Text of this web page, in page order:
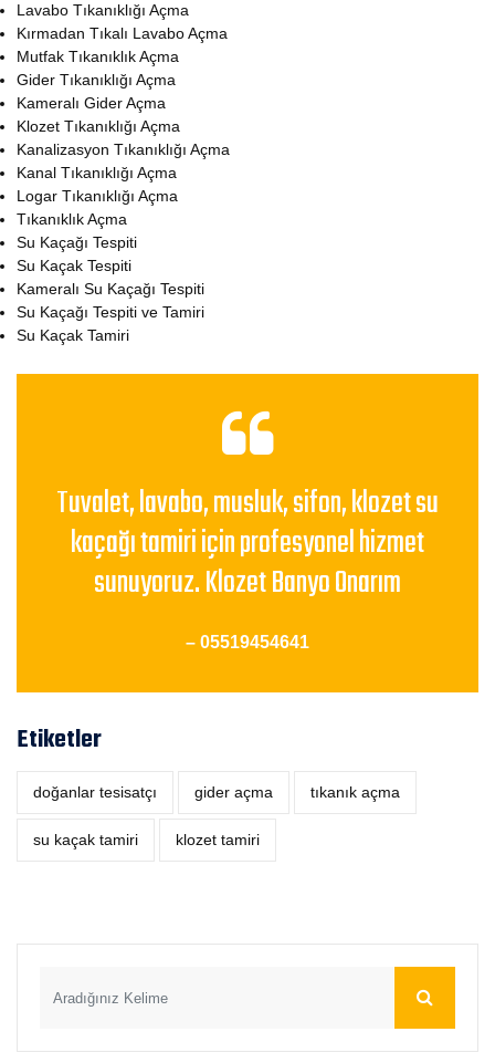
Lavabo Tıkanıklığı Açma
Kırmadan Tıkalı Lavabo Açma
Mutfak Tıkanıklık Açma
Gider Tıkanıklığı Açma
Kameralı Gider Açma
Klozet Tıkanıklığı Açma
Kanalizasyon Tıkanıklığı Açma
Kanal Tıkanıklığı Açma
Logar Tıkanıklığı Açma
Tıkanıklık Açma
Su Kaçağı Tespiti
Su Kaçak Tespiti
Kameralı Su Kaçağı Tespiti
Su Kaçağı Tespiti ve Tamiri
Su Kaçak Tamiri
Tuvalet, lavabo, musluk, sifon, klozet su
kaçağı tamiri için profesyonel hizmet
sunuyoruz. Klozet Banyo Onarım
– 05519454641
Etiketler
doğanlar tesisatçı ‎gider açma tıkanık açma
su kaçak tamiri klozet tamiri